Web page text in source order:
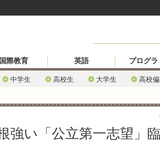
中学生 高校生 大学生 高校
国際教育 英語 プログラ
強い「公立第一志望」